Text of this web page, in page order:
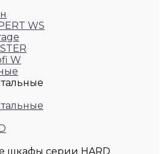
WS
W
шкафы серии HARD